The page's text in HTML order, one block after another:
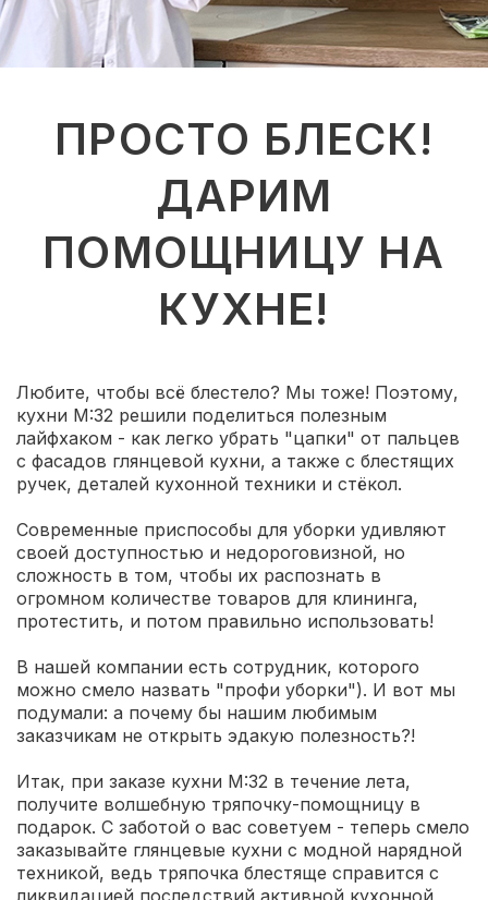
ПРОСТО БЛЕСК!
ДАРИМ
ПОМОЩНИЦУ НА
КУХНЕ!
Любите, чтобы всё блестело? Мы тоже! Поэтому,
кухни М:32 решили поделиться полезным
лайфхаком - как легко убрать "цапки" от пальцев
с фасадов глянцевой кухни, а также с блестящих
ручек, деталей кухонной техники и стёкол.
Современные приспособы для уборки удивляют
своей доступностью и недороговизной, но
сложность в том, чтобы их распознать в
огромном количестве товаров для клининга,
протестить, и потом правильно использовать!
В нашей компании есть сотрудник, которого
можно смело назвать "профи уборки"). И вот мы
подумали: а почему бы нашим любимым
заказчикам не открыть эдакую полезность?!
Итак, при заказе кухни М:32 в течение лета,
получите волшебную тряпочку-помощницу в
подарок. С заботой о вас советуем - теперь смело
заказывайте глянцевые кухни с модной нарядной
техникой, ведь тряпочка блестяще справится с
ликвидацией последствий активной кухонной